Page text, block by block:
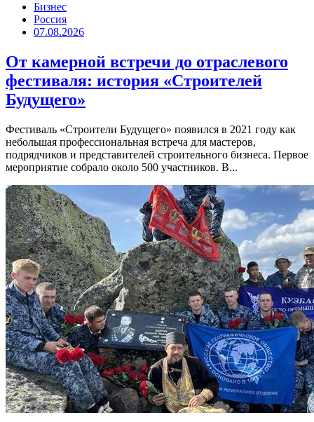
Бизнес
Россия
07.08.2026
От камерной встречи до отраслевого
фестиваля: история «Строителей
Будущего»
Фестиваль «Строители Будущего» появился в 2021 году как
небольшая профессиональная встреча для мастеров,
подрядчиков и представителей строительного бизнеса. Первое
мероприятие собрало около 500 участников. В...